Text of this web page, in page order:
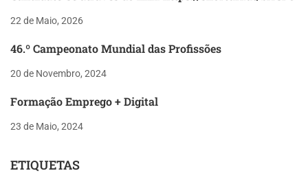
22 de Maio, 2026
46.º Campeonato Mundial das Profissões
20 de Novembro, 2024
Formação Emprego + Digital
23 de Maio, 2024
ETIQUETAS